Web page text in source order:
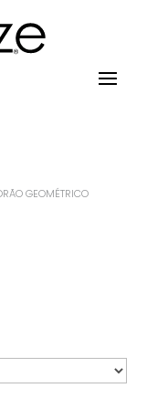
GEOMÉTRICO